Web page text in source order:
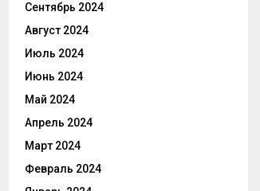
Сентябрь 2024
Август 2024
Июль 2024
Июнь 2024
Май 2024
Апрель 2024
Март 2024
Февраль 2024